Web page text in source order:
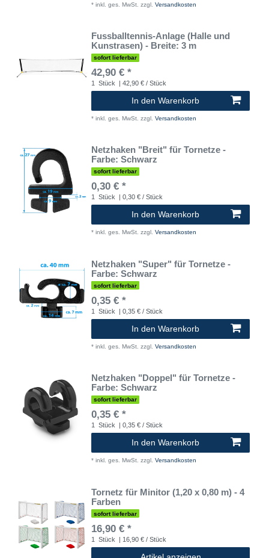
* inkl. ges. MwSt. zzgl. Versandkosten
Fussballtennis-Anlage (Halle und
Kunstrasen) - Breite: 3 m
sofort lieferbar
42,90 € *
1 Stück | 42,90 € / Stück
In den Warenkorb
* inkl. ges. MwSt. zzgl. Versandkosten
Netzhaken "Breit" für Tornetze -
Farbe: Schwarz
sofort lieferbar
0,30 € *
1 Stück | 0,30 € / Stück
In den Warenkorb
* inkl. ges. MwSt. zzgl. Versandkosten
Netzhaken "Super" für Tornetze -
Farbe: Schwarz
sofort lieferbar
0,35 € *
1 Stück | 0,35 € / Stück
In den Warenkorb
* inkl. ges. MwSt. zzgl. Versandkosten
Netzhaken "Doppel" für Tornetze -
Farbe: Schwarz
sofort lieferbar
0,35 € *
1 Stück | 0,35 € / Stück
In den Warenkorb
* inkl. ges. MwSt. zzgl. Versandkosten
Tornetz für Minitor (1,20 x 0,80 m) - 4
Farben
sofort lieferbar
16,90 € *
1 Stück | 16,90 € / Stück